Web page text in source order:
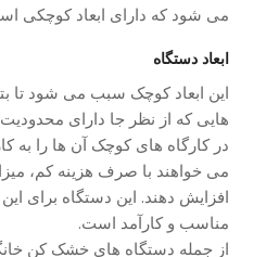
می شود که دارای ابعاد کوچکی
ابعاد دستگاه
این ابعاد کوچک سبب می شود تا
هایی که از نظر جا دارای
در کارگاه های کوچک آن ها را به
می خواهند با صرف هزینه کم،
افزایش دهند. این دستگاه برای این
مناسب و کارآمد است.
از جمله دستگاه های خشک کن